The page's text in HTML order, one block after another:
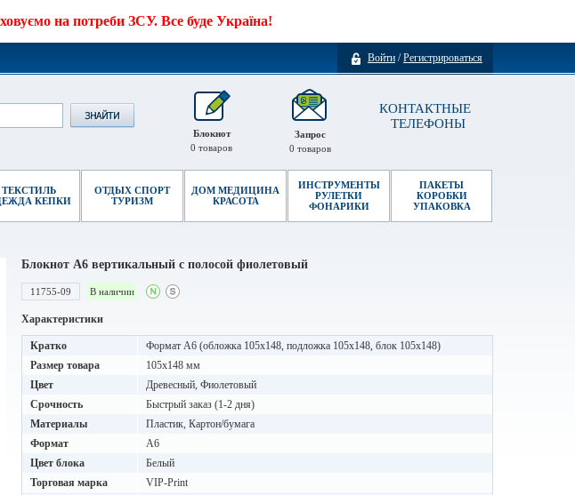
на потреби ЗСУ. Все буде Україна!
Войти /Регистрироваться
КОНТАКТНЫЕ
ТЕЛЕФОНЫ
Запрос
0 товаров
Блокнот
0 товаров
ТЕКСТИЛЬ
КЕПКИ
ОТДЫХ СПОРТ
ТУРИЗМ
ДОМ МЕДИЦИНА
КРАСОТА
ИНСТРУМЕНТЫ
РУЛЕТКИ
ФОНАРИКИ
ПАКЕТЫ
КОРОБКИ
УПАКОВКА
Блокнот A6 вертикальный с полосой фиолетовый
11755-09 В наличии
Характеристики
Кратко
Формат А6 (обложка 105х148, подложка 105х148, блок 105х148)
Размер товара
105x148 мм
Цвет
Древесный, Фиолетовый
Срочность
Быстрый заказ (1-2 дня)
Материалы
Пластик, Картон/бумага
Формат
A6
Цвет блока
Белый
Торговая марка
VIP-Print